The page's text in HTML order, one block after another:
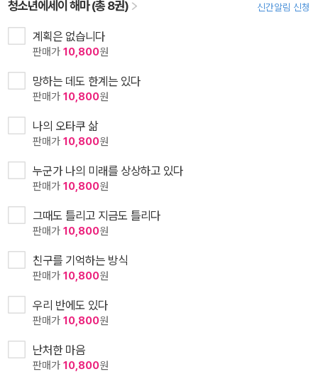
청소년에세이 해마 (총 8권) 신간알림 신청
계획은 없습니다
판매가 10,800원
망하는 데도 한계는 있다
판매가 10,800원
나의 오타쿠 삶
판매가 10,800원
누군가 나의 미래를 상상하고 있다
판매가 10,800원
그때도 틀리고 지금도 틀리다
판매가 10,800원
친구를 기억하는 방식
판매가 10,800원
우리 반에도 있다
판매가 10,800원
난처한 마음
판매가 10,800원